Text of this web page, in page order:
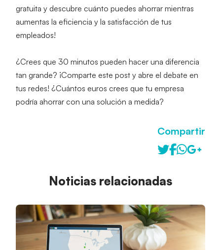
gratuita y descubre cuánto puedes ahorrar mientras
aumentas la eficiencia y la satisfacción de tus
empleados!
¿Crees que 30 minutos pueden hacer una diferencia
tan grande? ¡Comparte este post y abre el debate en
tus redes! ¿Cuántos euros crees que tu empresa
podría ahorrar con una solución a medida?
Compartir
Noticias relacionadas